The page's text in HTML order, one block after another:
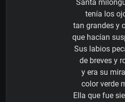
Santa
tenía los
tan grandes y
que hacían
Sus labios
de breves y
y era su
color verde
Ella que fue